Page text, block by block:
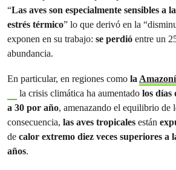
“Las aves son especialmente sensibles a
estrés térmico” lo que derivó en la
exponen en su trabajo: se perdió entre un
abundancia.
En particular, en regiones como la
la crisis climática ha aumentado los días
a 30 por año, amenazando el equilibrio de
consecuencia, las aves tropicales están
de calor extremo diez veces superiores a
años.